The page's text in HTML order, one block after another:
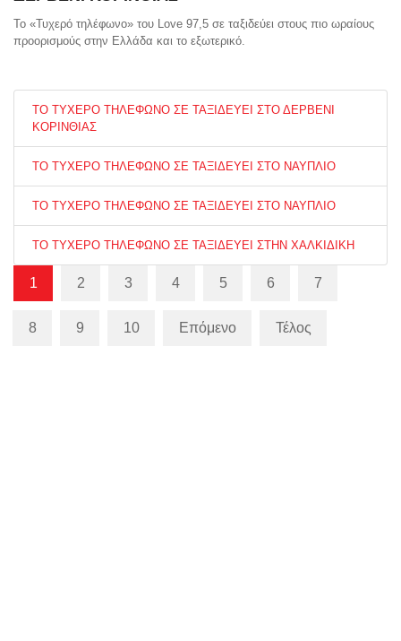
Το «Τυχερό τηλέφωνο» του Love 97,5 σε ταξιδεύει στους πιο ωραίους
προορισμούς στην Ελλάδα και το εξωτερικό.
ΤΟ ΤΥΧΕΡΟ ΤΗΛΕΦΩΝΟ ΣΕ ΤΑΞΙΔΕΥΕΙ ΣΤΟ ΔΕΡΒΕΝΙ
ΚΟΡΙΝΘΙΑΣ
ΤΟ ΤΥΧΕΡΟ ΤΗΛΕΦΩΝΟ ΣΕ ΤΑΞΙΔΕΥΕΙ ΣΤΟ ΝΑΥΠΛΙΟ
ΤΟ ΤΥΧΕΡΟ ΤΗΛΕΦΩΝΟ ΣΕ ΤΑΞΙΔΕΥΕΙ ΣΤΟ ΝΑΥΠΛΙΟ
ΤΟ ΤΥΧΕΡΟ ΤΗΛΕΦΩΝΟ ΣΕ ΤΑΞΙΔΕΥΕΙ ΣΤΗΝ ΧΑΛΚΙΔΙΚΗ
1 2 3 4 5 6 7
8 9 10 Επόμενο Τέλος